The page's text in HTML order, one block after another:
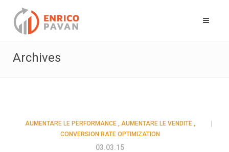
Archives
AUMENTARE LE PERFORMANCE, AUMENTARE LE VENDITE,
CONVERSION RATE OPTIMIZATION
03.03.15